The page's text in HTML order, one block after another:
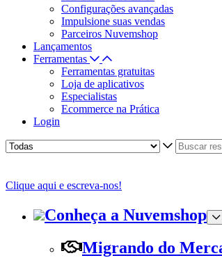
Configurações avançadas
Impulsione suas vendas
Parceiros Nuvemshop
Lançamentos
Ferramentas
Ferramentas gratuitas
Loja de aplicativos
Especialistas
Ecommerce na Prática
Login
Clique aqui e escreva-nos!
Conheça a Nuvemshop
Migrando do